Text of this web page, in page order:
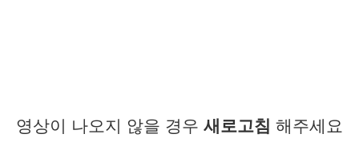
영상이 나오지 않을 경우 새로고침 해주세요